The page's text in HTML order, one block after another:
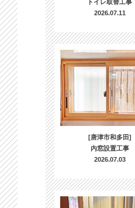
トイレ取替工事
2026.07.11
[唐津市和多田]
内窓設置工事
2026.07.03